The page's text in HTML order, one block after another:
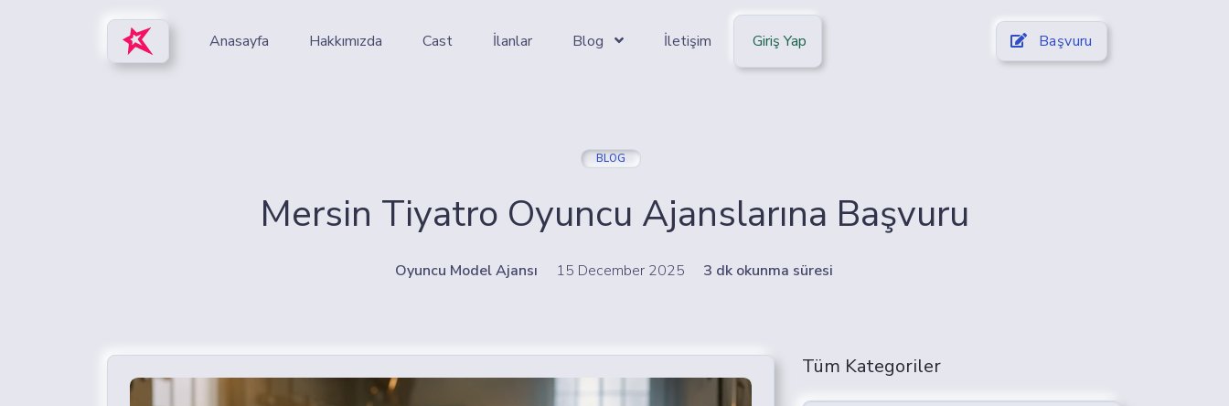
Anasayfa Hakkımızda Cast İlanlar Blog İletişim Giriş Yap Başvuru
BLOG
Mersin Tiyatro Oyuncu Ajanslarına Başvuru
Oyuncu Model Ajansı 15 December 2025 3 dk okunma süresi
Tüm Kategoriler